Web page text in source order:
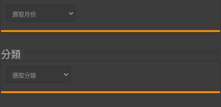
彙
分類
分